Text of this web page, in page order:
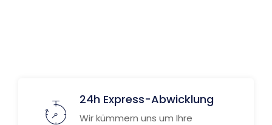
24h Express-Abwicklung
Wir kümmern uns um Ihre